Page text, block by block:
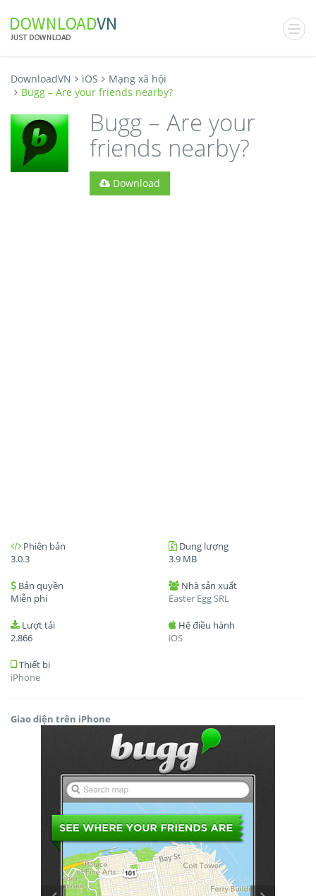
DownloadVN iOS
Mạng xã hội
Bugg – Are your friends nearby?
Bugg – Are your
friends nearby?
Download
Phiên bản
3.0.3
Dung lượng
3.9 MB
Bản quyền
Miễn phí
Nhà sản xuất
Easter Egg SRL
Lượt tải
2.866
Hệ điều hành
iOS
Thiết bị
iPhone
Giao diện trên iPhone